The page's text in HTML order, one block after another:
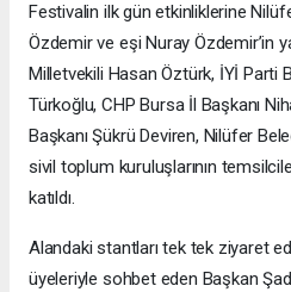
Festivalin ilk gün etkinliklerine
Özdemir ve eşi Nuray Özdemir’in
Milletvekili Hasan Öztürk, İYİ Parti
Türkoğlu, CHP Bursa İl Başkanı
Başkanı Şükrü Deviren, Nilüfer
sivil toplum kuruluşlarının
katıldı.
Alandaki stantları tek tek ziyaret
üyeleriyle sohbet eden Başkan